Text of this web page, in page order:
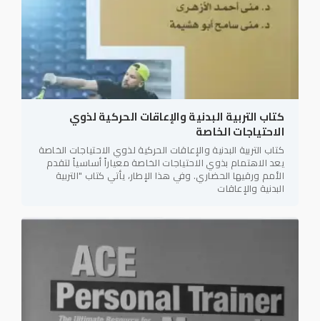
كتاب التربية البدنية والإعاقات الحركية لذوي
الاحتياجات الخاصة
كتاب التربية البدنية والإعاقات الحركية لذوي الاحتياجات الخاصة
يعد الاهتمام بذوي الاحتياجات الخاصة معياراً أساسياً لتقدم
الأمم ورقيها الحضاري. وفي هذا الإطار، يأتي كتاب "التربية
البدنية والإعاقات